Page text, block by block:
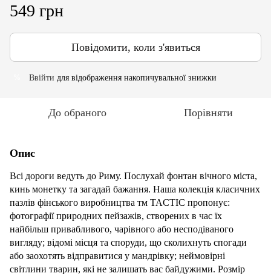
549 грн
Повідомити, коли з'явиться
Ввійти для відображення накопичувальної знижки
До обраного Порівняти
Опис
Всі дороги ведуть до Риму. Послухай фонтан вічного міста,
кинь монетку та загадай бажання. Наша колекція класичних
пазлів фінського виробництва тм TACTIC пропонує:
фотографії природних пейзажів, створених в час їх
найбільш привабливого, чарівного або несподіваного
вигляду; відомі місця та споруди, що сколихнуть спогади
або заохотять відправитися у мандрівку; неймовірні
світлини тварин, які не залишать вас байдужими. Розмір